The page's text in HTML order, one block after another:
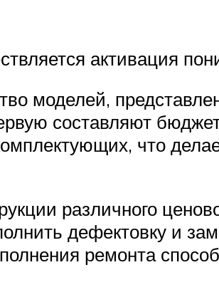
активация
моделей,
составляют
что
различного
дефектовку и
ремонта